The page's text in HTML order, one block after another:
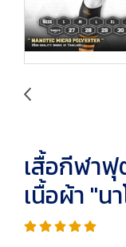
เสื้อกีฬา
เนื้อผ้า "น